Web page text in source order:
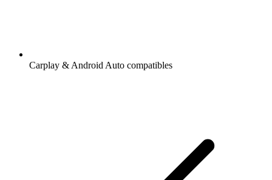
Carplay & Android Auto compatibles